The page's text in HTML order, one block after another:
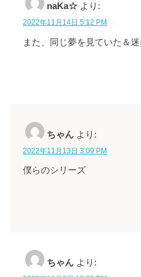
naKa☆ より:
2022年11月14日 5:12 PM
また、同じ夢を見ていた＆
ちゃん より:
2022年11月13日 3:09 PM
僕らのシリーズ
ちゃん より: